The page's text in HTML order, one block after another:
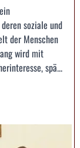
soziale und
der Menschen
wird mit
spä...